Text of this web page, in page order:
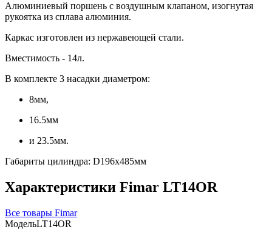
Алюминиевый поршень с воздушным клапаном, изогнутая
рукоятка из сплава алюминия.
Каркас изготовлен из нержавеющей стали.
Вместимость - 14л.
В комплекте 3 насадки диаметром:
8мм,
16.5мм
и 23.5мм.
Габариты цилиндра: D196х485мм
Характеристики Fimar LT14OR
Все товары Fimar
МодельLT14OR